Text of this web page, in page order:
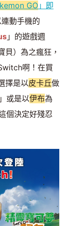
GO」即
連動手機的
」的遊戲週
貝）為之瘋狂，
啊！在買
擇是以皮卡丘做
或是以伊布為
個決定好殘忍